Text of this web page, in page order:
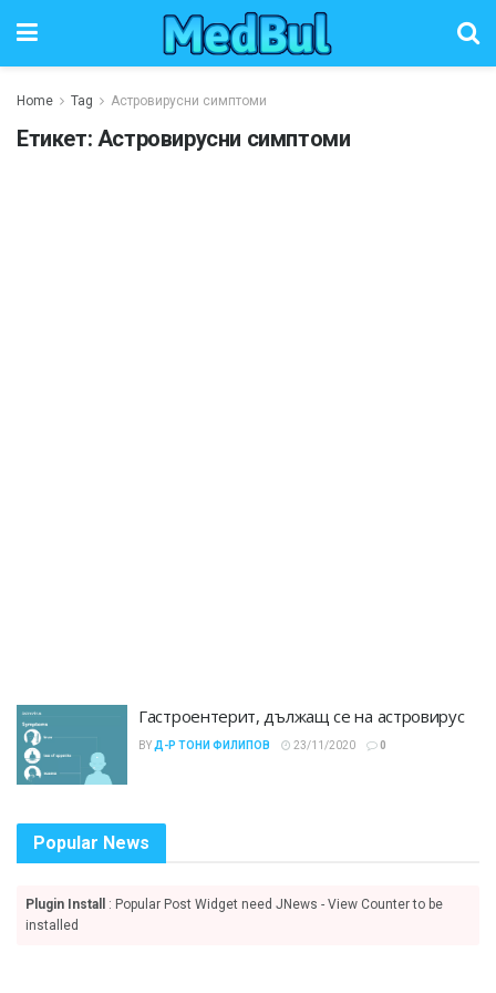
Home Tag Астровирусни симптоми
Етикет: Астровирусни симптоми
Гастроентерит, дължащ се на астровирус
BY Д-Р ТОНИ ФИЛИПОВ 23/11/2020 0
Popular News
Plugin Install
: Popular Post Widget need JNews - View Counter to be
installed